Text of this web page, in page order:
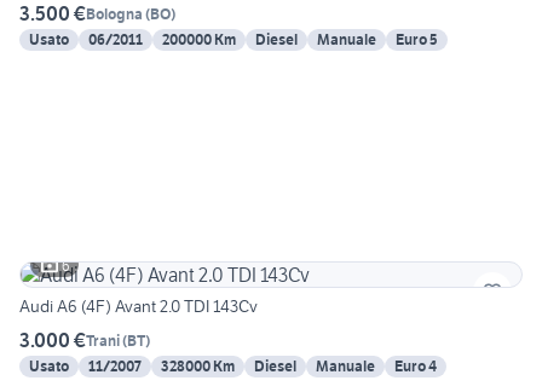
3.500 €Bologna (BO)
Usato
06/2011 200000 Km Diesel Manuale Euro 5
6
Audi A6 (4F) Avant 2.0 TDI 143Cv
3.000 €Trani(BT)
Usato
11/2007 328000 Km Diesel Manuale Euro 4